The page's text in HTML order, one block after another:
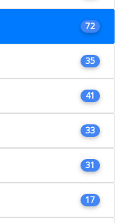
72
35
41
33
31
17